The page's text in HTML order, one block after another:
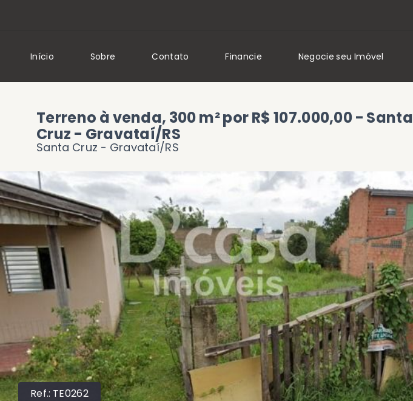
Início Sobre Contato Financie Negocie seu Imóvel
Terreno à venda, 300 m² por R$ 107.000,00 - Santa
Cruz - Gravataí/RS
Santa Cruz - Gravataí/RS
Ref.: TE0262